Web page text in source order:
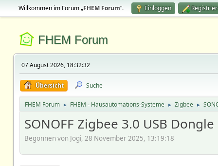
Willkommen im Forum „FHEM Forum“. Einloggen
FHEM Forum
07 August 2026, 18:32:32
Übersicht Suche
FHEM Forum ► FHEM - Hausautomations-Systeme ► Zigbee ►
SONOFF Zigbee 3.0 USB
Begonnen von Jogi, 28 November 2025, 13:19:18